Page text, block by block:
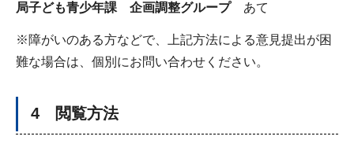
局子ども青少年課 企画調整グループあて
※障がいのある方などで、上記方法による意見提出が困
難な場合は、個別にお問い合わせください。
4 閲覧方法